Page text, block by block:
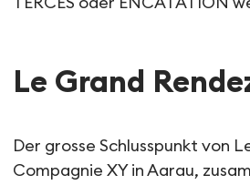
Le Grand
Der grosse Schlusspunkt von
Compagnie XY in Aarau,